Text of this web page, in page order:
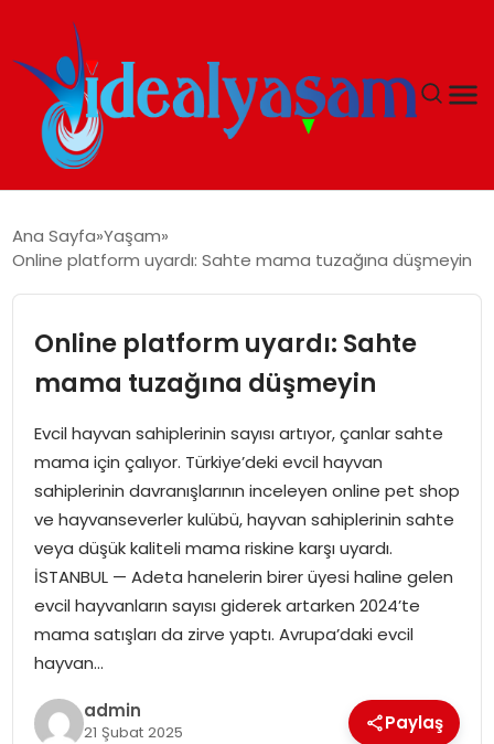
GÜNDEM
EKONOMI
İDEAL YAŞAM
İDEAL SPOR
YAŞAM
MAGAZIN
SAĞLIK
SOSYAL HABER
Ana Sayfa Yaşam
Online platform uyardı: Sahte mama tuzağına düşmeyin
Online platform uyardı: Sahte
mama tuzağına düşmeyin
Evcil hayvan sahiplerinin sayısı artıyor, çanlar sahte
mama için çalıyor. Türkiye’deki evcil hayvan
sahiplerinin davranışlarının inceleyen online pet shop
ve hayvanseverler kulübü, hayvan sahiplerinin sahte
veya düşük kaliteli mama riskine karşı uyardı.
İSTANBUL — Adeta hanelerin birer üyesi haline gelen
evcil hayvanların sayısı giderek artarken 2024’te
mama satışları da zirve yaptı. Avrupa’daki evcil
hayvan…
admin
21 Şubat 2025 Paylaş